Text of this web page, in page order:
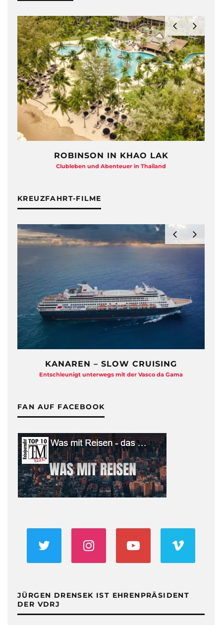
ROBINSON IN KHAO LAK
Clubleben und Abenteuer in Thailand
KREUZFAHRT-FILME
KANAREN – SLOW CRUISING
Entschleunigt unterwegs mit der Vasco da Gama
FAN AUF FACEBOOK
JÜRGEN DRENSEK IST EHRENPRÄSIDENT
DER VDRJ